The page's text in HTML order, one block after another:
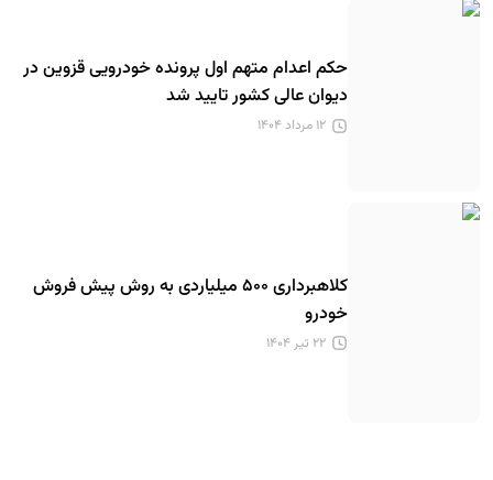
حکم اعدام متهم اول پرونده خودرویی قزوین در
دیوان عالی کشور تایید شد
۱۲ مرداد ۱۴۰۴
کلاهبرداری ۵۰۰ میلیاردی به روش پیش فروش
خودرو
۲۲ تیر ۱۴۰۴